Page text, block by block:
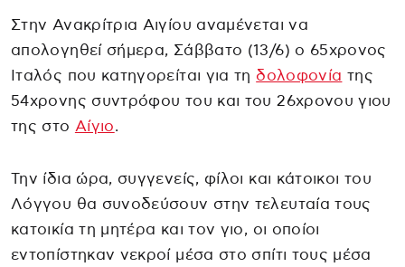
Στην Ανακρίτρια Αιγίου αναμένεται να
απολογηθεί σήμερα, Σάββατο (13/6) ο 65χρονος
Ιταλός που κατηγορείται για τη δολοφονία της
54χρονης συντρόφου του και του 26χρονου γιου
της στο Αίγιο.
Την ίδια ώρα, συγγενείς, φίλοι και κάτοικοι του
Λόγγου θα συνοδεύσουν στην τελευταία τους
κατοικία τη μητέρα και τον γιο, οι οποίοι
εντοπίστηκαν νεκροί μέσα στο σπίτι τους μέσα